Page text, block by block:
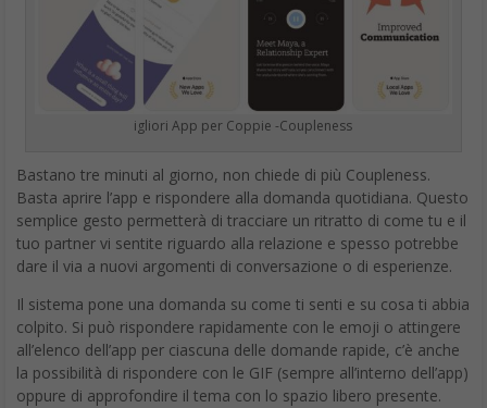
igliori App per Coppie -Coupleness
Bastano tre minuti al giorno, non chiede di più Coupleness.
Basta aprire l’app e rispondere alla domanda quotidiana. Questo
semplice gesto permetterà di tracciare un ritratto di come tu e il
tuo partner vi sentite riguardo alla relazione e spesso potrebbe
dare il via a nuovi argomenti di conversazione o di esperienze.
Il sistema pone una domanda su come ti senti e su cosa ti abbia
colpito. Si può rispondere rapidamente con le emoji o attingere
all’elenco dell’app per ciascuna delle domande rapide, c’è anche
la possibilità di rispondere con le GIF (sempre all’interno dell’app)
oppure di approfondire il tema con lo spazio libero presente.